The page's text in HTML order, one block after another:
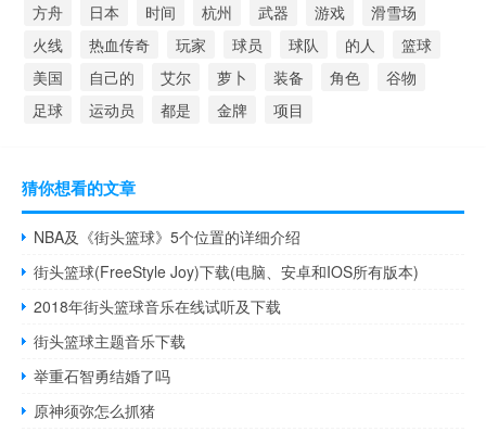
方舟
日本 时间 杭州 武器 游戏
滑雪场
火线
热血传奇 玩家 球员 球队 的人
篮球
美国
自己的 艾尔 萝卜 装备 角色
谷物
足球
运动员 都是 金牌 项目
猜你想看的文章
NBA及《街头篮球》5个位置的详细介绍
街头篮球(FreeStyle Joy)下载(电脑、安卓和IOS所有版本)
2018年街头篮球音乐在线试听及下载
街头篮球主题音乐下载
举重石智勇结婚了吗
原神须弥怎么抓猪